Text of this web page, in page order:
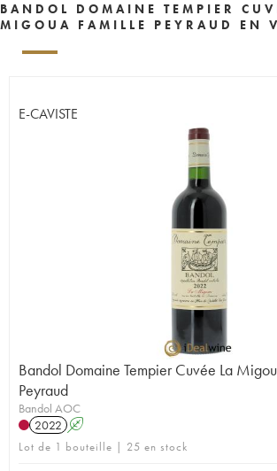
BANDOL DOMAINE TEMPIER
MIGOUA FAMILLE PEYRAUD EN
E-CAVISTE
Bandol Domaine Tempier Cuvée La
Peyraud
Bandol AOC
2022 A
Lot de 1 bouteille | 25 en stock